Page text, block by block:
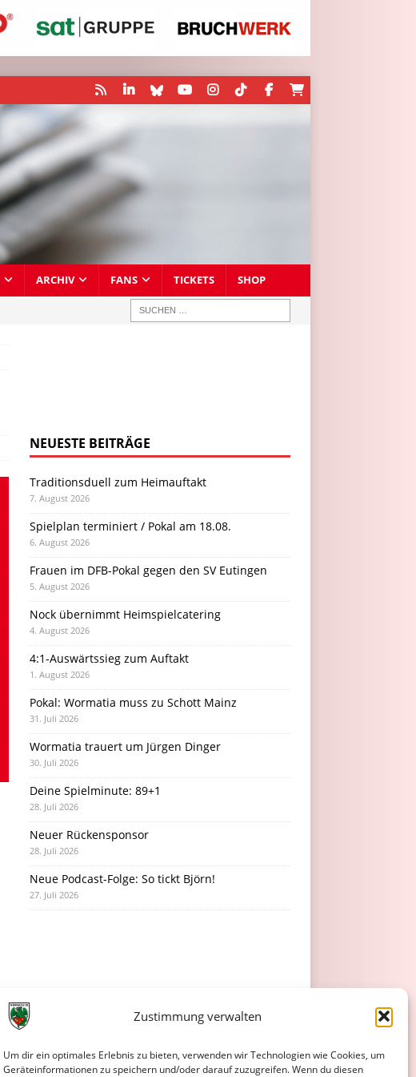
Zustimmung verwalten
Um dir ein optimales Erlebnis zu bieten, verwenden wir Technologien wie Cookies, um
Geräteinformationen zu speichern und/oder darauf zuzugreifen. Wenn du diesen
ARCHIV FANS TICKETS SHOP
NEUESTE BEITRÄGE
Traditionsduell zum Heimauftakt
7. August 2026
Spielplan terminiert / Pokal am 18.08.
6. August 2026
Frauen im DFB-Pokal gegen den SV Eutingen
5. August 2026
Nock übernimmt Heimspielcatering
4. August 2026
4:1-Auswärtssieg zum Auftakt
1. August 2026
Pokal: Wormatia muss zu Schott Mainz
31. Juli 2026
Wormatia trauert um Jürgen Dinger
30. Juli 2026
Deine Spielminute: 89+1
28. Juli 2026
Neuer Rückensponsor
28. Juli 2026
Neue Podcast-Folge: So tickt Björn!
27. Juli 2026